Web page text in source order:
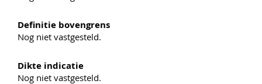
Definitie bovengrens
Nog niet vastgesteld.
Dikte indicatie
Nog niet vastgesteld.